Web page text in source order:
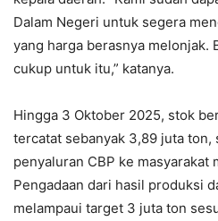
Dalam Negeri untuk segera
yang harga berasnya melonjak.
cukup untuk itu,” katanya.
Hingga 3 Oktober 2025, stok
tercatat sebanyak 3,89 juta ton,
penyaluran CBP ke masyarakat
Pengadaan dari hasil produksi
melampaui target 3 juta ton